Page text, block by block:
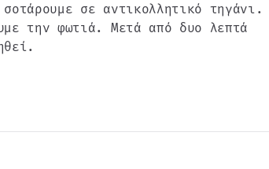
σε αντικολλητικό τηγάνι.
την φωτιά. Μετά από δυο λεπτά